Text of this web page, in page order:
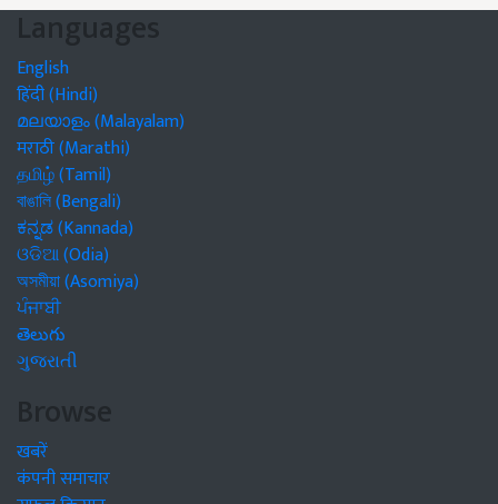
Languages
English
हिंदी (Hindi)
മലയാളം (Malayalam)
मराठी (Marathi)
தமிழ் (Tamil)
বাঙালি (Bengali)
ಕನ್ನಡ (Kannada)
ଓଡିଆ (Odia)
অসমীয়া (Asomiya)
ਪੰਜਾਬੀ
తెలుగు
ગુજરાતી
Browse
खबरें
कंपनी समाचार